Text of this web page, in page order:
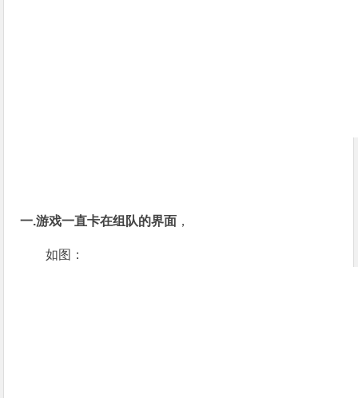
一.游戏一直卡在组队的界面 ，
如图：